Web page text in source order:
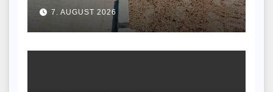
7. AUGUST 2026